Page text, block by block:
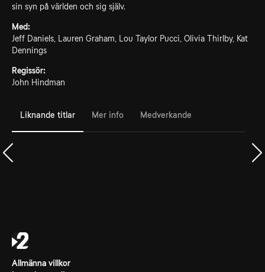
sin syn på världen och sig själv.
Med:
Jeff Daniels, Lauren Graham, Lou Taylor Pucci, Olivia Thirlby, Kat
Dennings
Regissör:
John Hindman
Liknande titlar Mer info Medverkande
Allmänna villkor